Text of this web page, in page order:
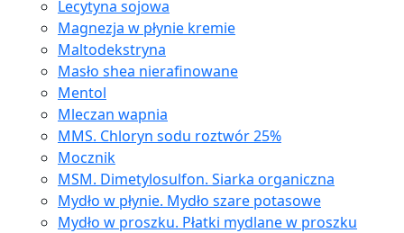
Lecytyna sojowa
Magnezja w płynie kremie
Maltodekstryna
Masło shea nierafinowane
Mentol
Mleczan wapnia
MMS. Chloryn sodu roztwór 25%
Mocznik
MSM. Dimetylosulfon. Siarka organiczna
Mydło w płynie. Mydło szare potasowe
Mydło w proszku. Płatki mydlane w proszku